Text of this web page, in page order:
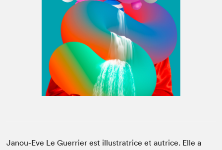
Espace médias
Janou-Eve Le Guerrier est illustratrice et autrice. Elle a